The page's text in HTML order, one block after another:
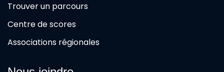
Trouver un parcours
Centre de scores
Associations régionales